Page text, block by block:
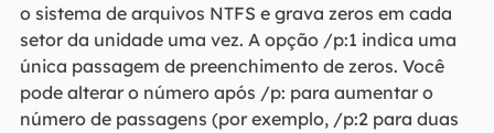
o sistema de arquivos NTFS e grava zeros em cada
setor da unidade uma vez. A opção /p:1 indica uma
única passagem de preenchimento de zeros. Você
pode alterar o número após /p: para aumentar o
número de passagens (por exemplo, /p:2 para duas